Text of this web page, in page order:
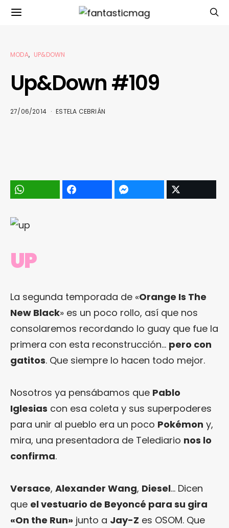
MODA UP&DOWN
Up&Down #109
27/06/2014 ESTELA CEBRIÁN
UP
La segunda temporada de «Orange Is The
New Black» es un poco rollo, así que nos
consolaremos recordando lo guay que fue la
primera con esta reconstrucción… pero con
gatitos. Que siempre lo hacen todo mejor.
Nosotros ya pensábamos que Pablo
Iglesias con esa coleta y sus superpoderes
para unir al pueblo era un poco Pokémon y,
mira, una presentadora de Telediario nos lo
confirma.
Versace, Alexander Wang, Diesel… Dicen
que el vestuario de Beyoncé para su gira
«On the Run» junto a Jay-Z es OSOM. Que